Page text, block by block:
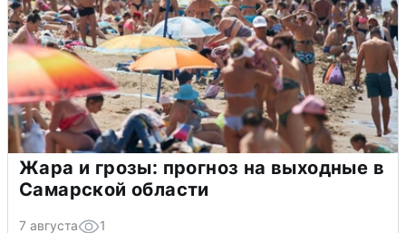
Жара и грозы: прогноз на выходные в
Самарской области
7 августа 1